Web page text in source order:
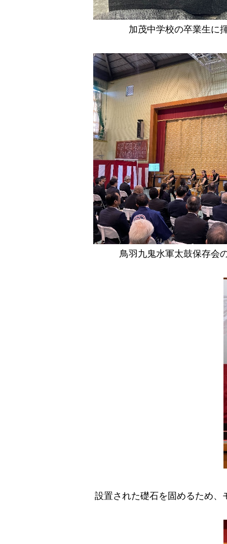
加茂中学校の卒業生に
鳥羽九鬼水軍太鼓保存会
設置された礎石を固めるため